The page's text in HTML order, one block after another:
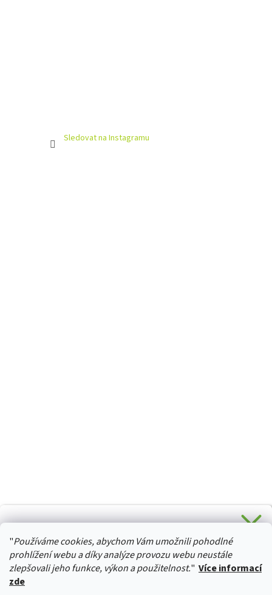
"Používáme cookies, abychom Vám umožnili pohodlné
prohlížení webu a díky analýze provozu webu neustále
zlepšovali jeho funkce, výkon a použitelnost." Více informací
zde
Sledovat na Instagramu
HURTTA-COLLECTION.CZ
Stačí se přihlásit k odběru novinek z našeho obchodu a je
Vaše :)